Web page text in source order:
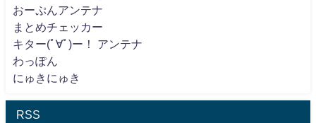
おーぷんアンテナ
まとめチェッカー
キター(ﾟ∀ﾟ)ー！ アンテナ
わっぽん
にゅきにゅき
RSS